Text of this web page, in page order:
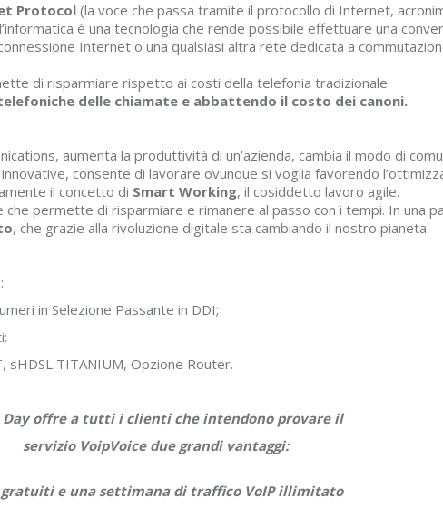
Protocol (la voce che passa tramite il protocollo di Internet,
è una tecnologia che rende possibile effettuare una
Internet o una qualsiasi altra rete dedicata a
di risparmiare rispetto ai costi della telefonia tradizionale
delle chiamate e abbattendo il costo dei canoni.
aumenta la produttività di un’azienda, cambia il modo di
consente di lavorare ovunque si voglia favorendo
il concetto di Smart Working, il cosiddetto lavoro agile.
che permette di risparmiare e rimanere al passo con i tempi. In una
, che grazie alla rivoluzione digitale sta cambiando il nostro pianeta.
in Selezione Passante in DDI;
sHDSL TITANIUM, Opzione Router.
Day offre a tutti i clienti che intendono provare il
servizio VoipVoice due grandi vantaggi:
gratuiti e una settimana di traffico VoIP illimitato